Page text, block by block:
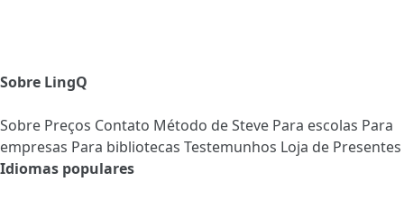
Sobre LingQ
Sobre Preços Contato Método de Steve Para escolas Para
empresas Para bibliotecas Testemunhos Loja de Presentes
Idiomas populares